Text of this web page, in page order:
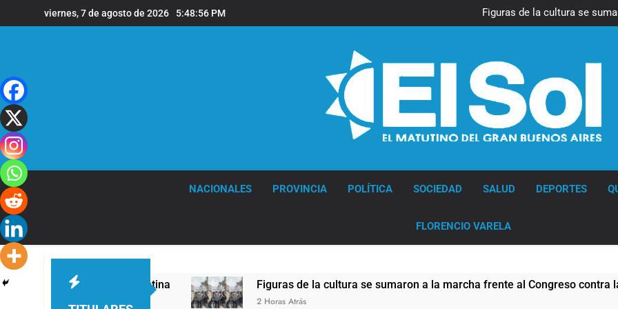
al
viernes, 7 de agosto de 2026 5:48:57 PM
Figuras de la cultura se
Nueva jornada negativa
Figuras de la cultura se
Nueva jornada negativa
en Wall Street y el
Jorge Macri condenó los
NACIONALES PROVINCIA POLÍTICA SOCIEDAD SALUD DEPORTES
FLORENCIO VARELA
a la Argentina Figuras de la cultura se sumaron a la marcha frente al Congreso contra la Ley de
2 Horas Atrás